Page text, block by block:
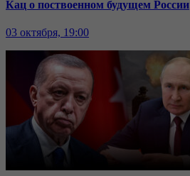
Кац о поствоенном будущем России
03 октября, 19:00